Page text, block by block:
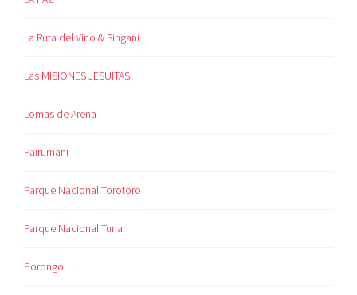
La Ruta del Vino & Singani
Las MISIONES JESUITAS
Lomas de Arena
Pairumani
Parque Nacional Torotoro
Parque Nacional Tunari
Porongo